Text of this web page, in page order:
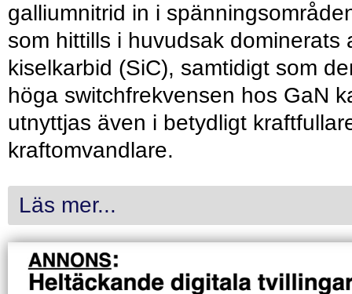
galliumnitrid in i
som hittills i huvudsak dominerats
kiselkarbid (SiC), samtidigt som
höga switchfrekvensen hos GaN
utnyttjas även i betydligt
kraftomvandlare.
Läs mer...